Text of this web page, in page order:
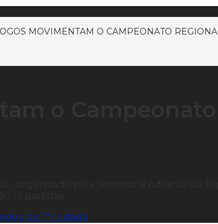
MOVIMENTAM O CAMPEONATO
da 1ª rodada